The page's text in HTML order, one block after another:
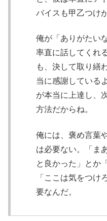
バイスも甲乙つけ
俺が「ありがたい
率直に話してくれ
も、決して取り繕
当に感謝している
が本当に上達し、
方法だからね。
俺には、褒め言葉
は必要ない。「ま
と良かった」とか
「ここは気をつけ
要なんだ。